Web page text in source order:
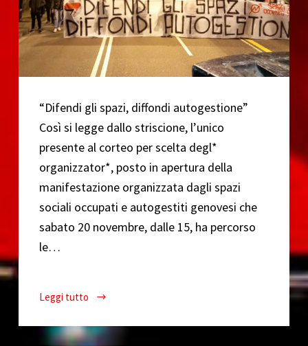
“Difendi gli spazi, diffondi autogestione”
Così si legge dallo striscione, l’unico
presente al corteo per scelta degl*
organizzator*, posto in apertura della
manifestazione organizzata dagli spazi
sociali occupati e autogestiti genovesi che
sabato 20 novembre, dalle 15, ha percorso
le…
Leggi tutto
Report
degli